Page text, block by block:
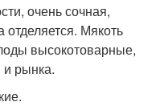
очень сочная,
Мякоть
высокотоварные,
и рынка.